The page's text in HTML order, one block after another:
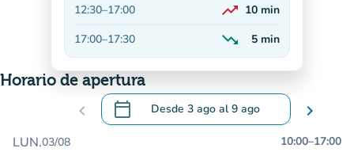
12:30–17:00 trending_up 10 min
17:00–17:30 trending_down
En descenso
5 min
Horario de apertura
chevron_left calendar_today Desde 3 ago al9 ago
.Abra el calendario para cambiar las
chevron_right
LUN.03/08 10:00–17:00